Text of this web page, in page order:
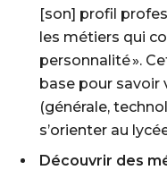
[son] profil
les métiers qui
personnalité ».
base pour savoir
(générale,
s’orienter au
Découvrir des